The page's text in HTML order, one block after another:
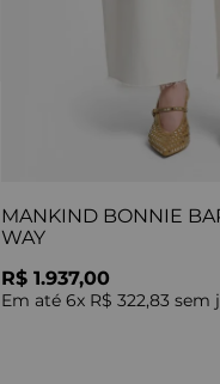
MANKIND BONNIE
WAY
R$ 1.937,00
Em até 6x R$ 322,83 sem